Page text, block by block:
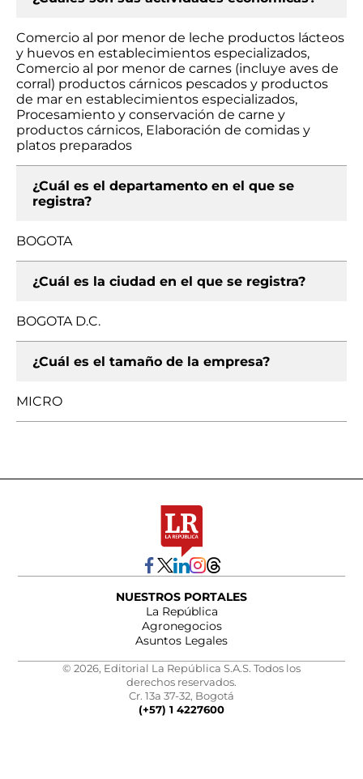
Comercio al por menor de leche productos lácteos
y huevos en establecimientos especializados,
Comercio al por menor de carnes (incluye aves de
corral) productos cárnicos pescados y productos
de mar en establecimientos especializados,
Procesamiento y conservación de carne y
productos cárnicos, Elaboración de comidas y
platos preparados
¿Cuál es el departamento en el que se
registra?
BOGOTA
¿Cuál es la ciudad en el que se registra?
BOGOTA D.C.
¿Cuál es el tamaño de la empresa?
MICRO
NUESTROS PORTALES
La República
Agronegocios
Asuntos Legales
© 2026, Editorial La República S.A.S. Todos los
derechos reservados.
Cr. 13a 37-32, Bogotá
(+57) 1 4227600